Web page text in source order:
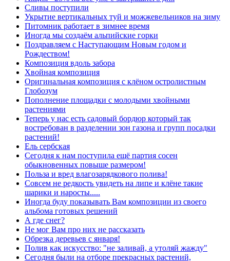
Сливы поступили
Укрытие вертикальных туй и можжевельников на зиму
Питомник работает в зимнее время
Иногда мы создаём альпийские горки
Поздравляем с Наступающим Новым годом и
Рождеством!
Композиция вдоль забора
Хвойная композиция
Оригинальная композиция с клёном остролистным
Глобозум
Пополнение площадки с молодыми хвойными
растениями
Теперь у нас есть садовый бордюр который так
востребован в разделении зон газона и групп посадки
растений!
Ель сербская
Сегодня к нам поступила ещё партия сосен
обыкновенных повыше размером!
Польза и вред влагозарядкового полива!
Совсем не редкость увидеть на липе и клёне такие
шарики и наросты.....
Иногда буду показывать Вам композиции из своего
альбома готовых решений
А где снег?
Не мог Вам про них не рассказать
Обрезка деревьев с января!
Полив как искусство: "не заливай, а утоляй жажду"
Сегодня были на отборе прекрасных растений,